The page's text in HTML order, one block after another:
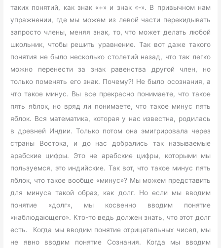
таких понятий, как знак «+» и знак «-». В привычном нам
упражнении, где мы можем из левой части перекидывать
запросто члены, меняя знак, то, что может делать любой
школьник, чтобы решить уравнение. Так вот даже такого
понятия не было несколько столетий назад, что так легко
можно перенести за знак равенства другой член, но
только поменять его знак. Почему?! Не было осознания, а
что такое минус. Вы все прекрасно понимаете, что такое
пять яблок, но вряд ли понимаете, что такое минус пять
яблок. Вся математика, которая у нас известна, родилась
в древней Индии. Только потом она эмигрировала через
страны Востока, и до нас добрались так называемые
арабские цифры. Это не арабские цифры, которыми мы
пользуемся, это индийские. Так вот, что такое минус пять
яблок, что такое вообще «минус»? Мы можем представить
для минуса такой образ, как долг. Но если мы вводим
понятие «долг», мы косвенно вводим понятие
«наблюдающего». Кто-то ведь должен знать, что этот долг
есть. Когда мы вводим понятие отрицательных чисел, мы
не явно вводим понятие Сознания. Когда мы вводим